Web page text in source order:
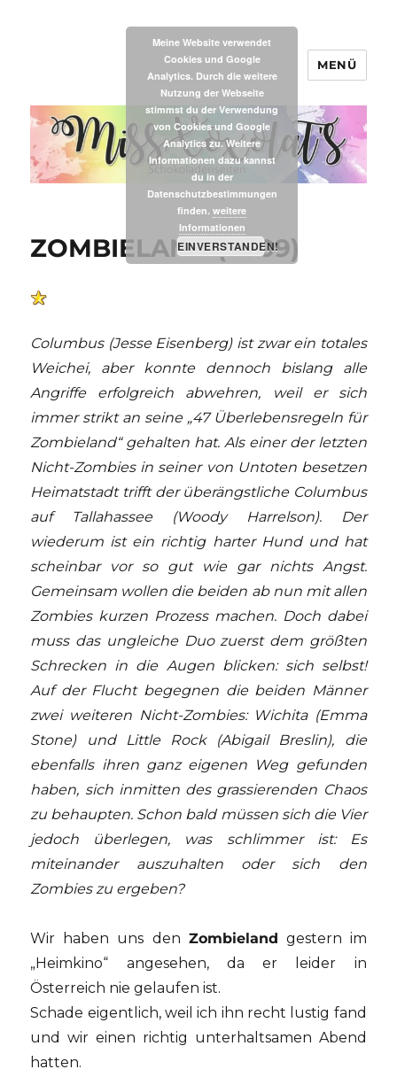
MissXoxolat's
MENÜ
ZOMBIELAND (2009)
Columbus (Jesse Eisenberg) ist zwar ein totales
Weichei, aber konnte dennoch bislang alle
Angriffe erfolgreich abwehren, weil er sich
immer strikt an seine „47 Überlebensregeln für
Zombieland“ gehalten hat. Als einer der letzten
Nicht-Zombies in seiner von Untoten besetzen
Heimatstadt trifft der überängstliche Columbus
auf Tallahassee (Woody Harrelson). Der
wiederum ist ein richtig harter Hund und hat
scheinbar vor so gut wie gar nichts Angst.
Gemeinsam wollen die beiden ab nun mit allen
Zombies kurzen Prozess machen. Doch dabei
muss das ungleiche Duo zuerst dem größten
Schrecken in die Augen blicken: sich selbst!
Auf der Flucht begegnen die beiden Männer
zwei weiteren Nicht-Zombies: Wichita (Emma
Stone) und Little Rock (Abigail Breslin), die
ebenfalls ihren ganz eigenen Weg gefunden
haben, sich inmitten des grassierenden Chaos
zu behaupten. Schon bald müssen sich die Vier
jedoch überlegen, was schlimmer ist: Es
miteinander auszuhalten oder sich den
Zombies zu ergeben?
Wir haben uns den Zombieland gestern im
„Heimkino“ angesehen, da er leider in
Österreich nie gelaufen ist.
Schade eigentlich, weil ich ihn recht lustig fand
und wir einen richtig unterhaltsamen Abend
hatten.
Meine Website verwendet
Cookies und Google
Analytics. Durch die weitere
Nutzung der Webseite
stimmst du der Verwendung
von Cookies und Google
Analytics zu. Weitere
Informationen dazu kannst
du in der
Datenschutzbestimmungen
finden. weitere
Informationen
EINVERSTANDEN!